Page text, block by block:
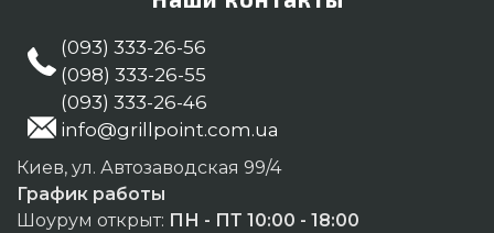
(093) 333-26-56
(098) 333-26-55
(093) 333-26-46
info@grillpoint.com.ua
Киев, ул. Автозаводская 99/4
График работы
Шоурум открыт: ПН - ПТ 10:00 - 18:00